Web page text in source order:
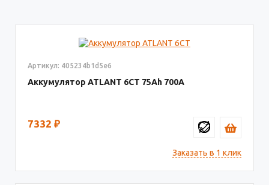
Артикул: 405234b1d5e6
Аккумулятор ATLANT 6СТ 75 700
7332 ₽
Заказать в 1 клик